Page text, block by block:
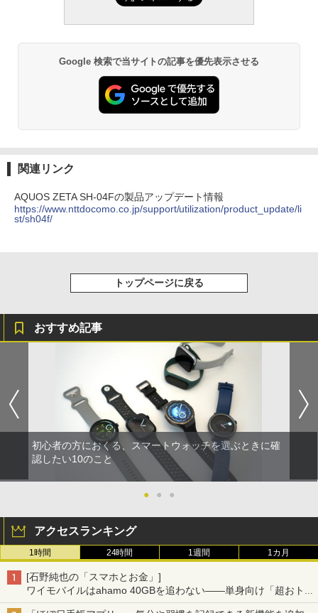
Google 検索で当サイトの記事を優先表示させる
関連リンク
AQUOS ZETA SH-04Fの製品アップデート情報
https://www.nttdocomo.co.jp/support/utilization/product_update/li
st/sh04f/
トップページに戻る
おすすめ記事
初心者の方におくる、スマートウォッチを選ぶときに確
認したい10のこと
● ● ●
アクセスランキング
1時間 24時間 1週間 1カ月
[石野純也の「スマホとお金」]
ワイモバイルはahamo 40GBを追わない――単身向け「超おトク
割」の安さと1年限定の注意点